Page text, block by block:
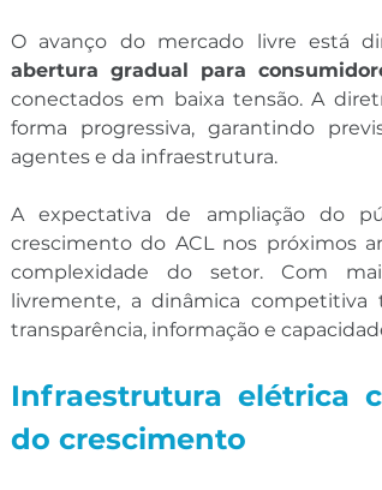
abertura gradual para
conectados em baixa tensão. A
forma progressiva, garantindo
agentes e da infraestrutura.
A expectativa de ampliação do
crescimento do ACL nos próximos
complexidade do setor. Com
livremente, a dinâmica
transparência, informação e
Infraestrutura elétrica
do crescimento